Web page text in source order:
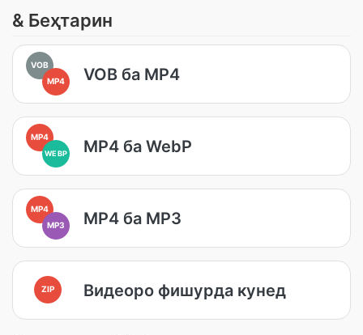
& Беҳтарин
VOB
MP4
VOB ба MP4
MP4
WEBP MP4 ба WebP
MP4
MP3
MP4 ба MP3
ZIP Видеоро фишурда кунед